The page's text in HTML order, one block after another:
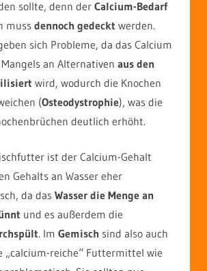
sollte, denn derCalcium-Bedarf
muss dennoch gedeckt werden.
sich Probleme, da das Calcium
an Alternativen aus den
wird, wodurch die Knochen
(Osteodystrophie), was die
deutlich erhöht.
ist der Calcium-Gehalt
Gehalts an Wasser eher
da das Wasser die Menge an
und es außerdem die
. Im Gemisch sind also auch
„calcium-reiche“ Futtermittel wie